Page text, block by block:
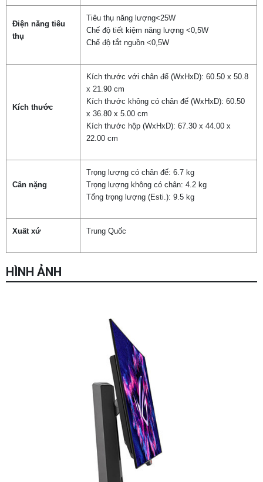
Chọn mua sản phẩm khác
Điện năng tiêu
thụ
Tiêu thụ năng lượng<25W
Chế độ tiết kiệm năng lượng <0,5W
Chế độ tắt nguồn <0,5W
Kích thước
Kích thước với chân đế (WxHxD): 60.50 x 50.8
x 21.90 cm
Kích thước không có chân đế (WxHxD): 60.50
x 36.80 x 5.00 cm
Kích thước hộp (WxHxD): 67.30 x 44.00 x
22.00 cm
Cân nặng
Trọng lượng có chân đế: 6.7 kg
Trọng lượng không có chân: 4.2 kg
Tổng trọng lượng (Esti.): 9.5 kg
Xuất xứ Trung Quốc
HÌNH ẢNH